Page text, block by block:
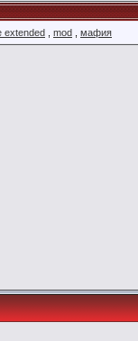
extended mod мафия